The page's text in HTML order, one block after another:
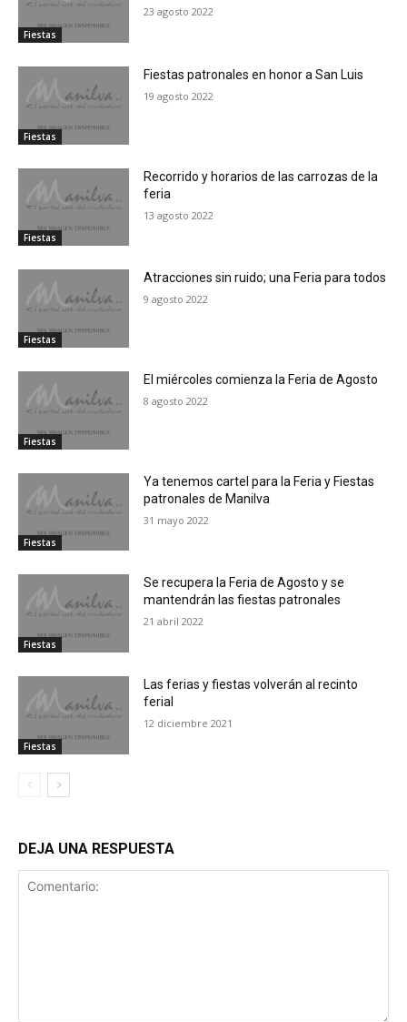
Fiestas
23 agosto 2022
Fiestas
Fiestas patronales en honor a San Luis
19 agosto 2022
Fiestas
Recorrido y horarios de las carrozas de la
feria
13 agosto 2022
Fiestas
Atracciones sin ruido; una Feria para todos
9 agosto 2022
Fiestas
El miércoles comienza la Feria de Agosto
8 agosto 2022
Fiestas
Ya tenemos cartel para la Feria y Fiestas
patronales de Manilva
31 mayo 2022
Fiestas
Se recupera la Feria de Agosto y se
mantendrán las fiestas patronales
21 abril 2022
Fiestas
Las ferias y fiestas volverán al recinto
ferial
12 diciembre 2021
DEJA UNA RESPUESTA